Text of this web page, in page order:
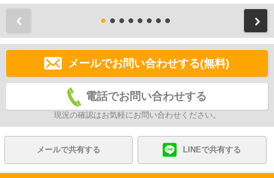
メールでお問い合わせする(無料)
電話でお問い合わせする
現況の確認はお気軽にお問い合わせください。
メールで共有する LINEで共有する